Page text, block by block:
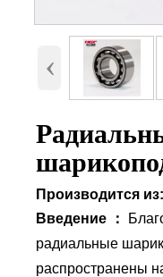
‹
Производится из:
Введение ：
радиальные
распространены